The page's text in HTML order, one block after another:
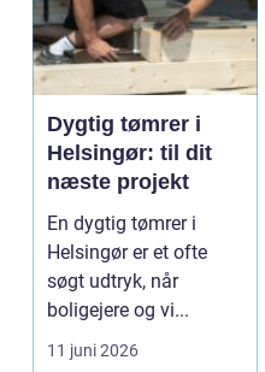
Dygtig tømrer i
Helsingør: til dit
næste projekt
En dygtig tømrer i
Helsingør er et ofte
søgt udtryk, når
boligejere og vi...
11 juni 2026